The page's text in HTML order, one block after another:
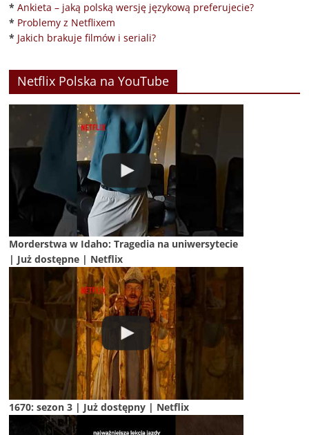
* Ankieta – jaką polską wersję językową preferujecie?
* Problemy z Netflixem
* Jakich brakuje filmów i seriali?
Netflix Polska na YouTube
Morderstwa w Idaho: Tragedia na uniwersytecie
| Już dostępne | Netflix
1670: sezon 3 | Już dostępny | Netflix